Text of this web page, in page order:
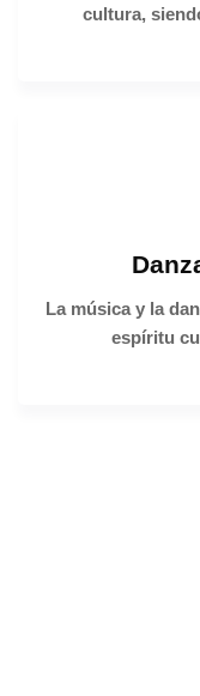
cultura,
La música y la
espíritu